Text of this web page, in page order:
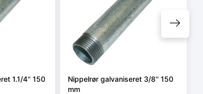
1.1/4'' 150
Nippelrør galvaniseret 3/8'' 150
mm